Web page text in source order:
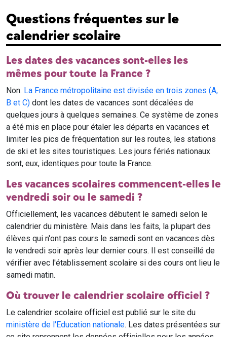
Questions fréquentes sur le
calendrier scolaire
Les dates des vacances sont-elles les
mêmes pour toute la France ?
Non. La France métropolitaine est divisée en trois zones (A,
B et C) dont les dates de vacances sont décalées de
quelques jours à quelques semaines. Ce système de zones
a été mis en place pour étaler les départs en vacances et
limiter les pics de fréquentation sur les routes, les stations
de ski et les sites touristiques. Les jours fériés nationaux
sont, eux, identiques pour toute la France.
Les vacances scolaires commencent-elles le
vendredi soir ou le samedi ?
Officiellement, les vacances débutent le samedi selon le
calendrier du ministère. Mais dans les faits, la plupart des
élèves qui n'ont pas cours le samedi sont en vacances dès
le vendredi soir après leur dernier cours. Il est conseillé de
vérifier avec l'établissement scolaire si des cours ont lieu le
samedi matin.
Où trouver le calendrier scolaire officiel ?
Le calendrier scolaire officiel est publié sur le site du
ministère de l'Education nationale. Les dates présentées sur